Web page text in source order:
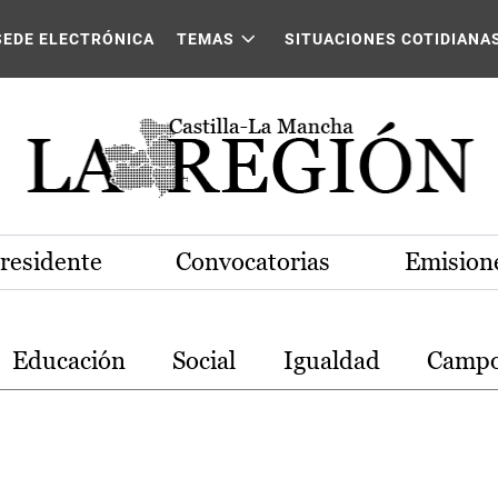
La Mancha
ELECTRÓNICA TEMAS SITUACIONES
Convocatorias
Educación Social Igualdad